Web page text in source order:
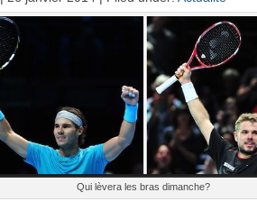
Qui lèvera les bras di­manche?